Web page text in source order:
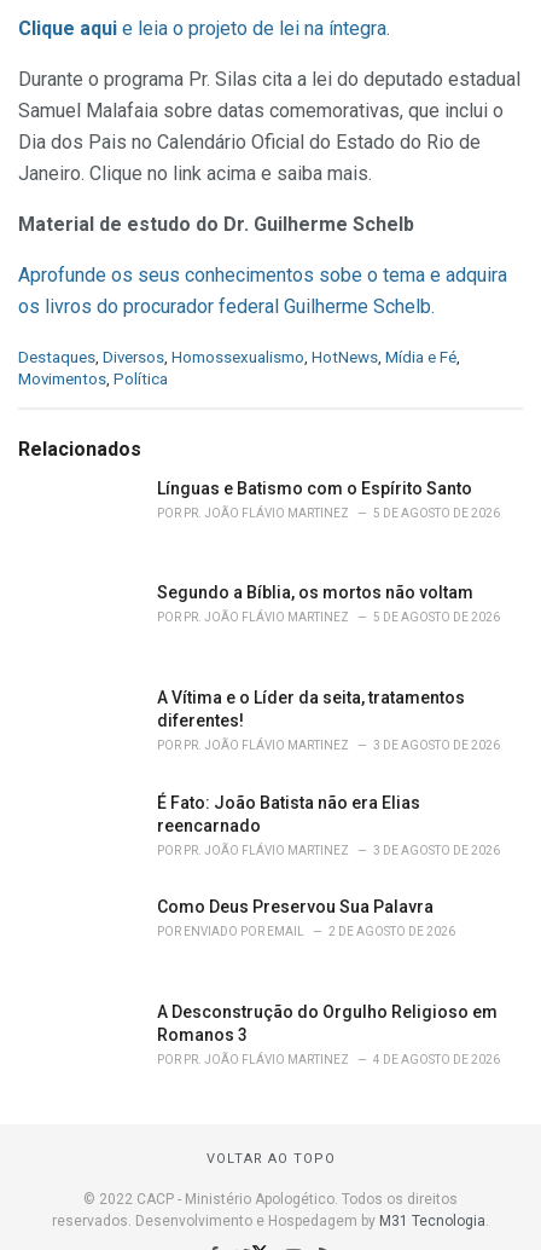
Clique aqui e leia o projeto de lei na íntegra.
Durante o programa Pr. Silas cita a lei do deputado estadual
Samuel Malafaia sobre datas comemorativas, que inclui o
Dia dos Pais no Calendário Oficial do Estado do Rio de
Janeiro. Clique no link acima e saiba mais.
Material de estudo do Dr. Guilherme Schelb
Aprofunde os seus conhecimentos sobe o tema e adquira
os livros do procurador federal Guilherme Schelb.
C
a
g
Destaques, Diversos, Homossexualismo, HotNews, Mídia e Fé,
Movimentos, Política
Relacionados
Línguas e Batismo com o Espírito Santo
POR PR. JOÃO FLÁVIO MARTINEZ 5 DE AGOSTO DE 2026
Segundo a Bíblia, os mortos não voltam
POR PR. JOÃO FLÁVIO MARTINEZ 5 DE AGOSTO DE 2026
A Vítima e o Líder da seita, tratamentos
diferentes!
POR PR. JOÃO FLÁVIO MARTINEZ 3 DE AGOSTO DE 2026
É Fato: João Batista não era Elias
reencarnado
POR PR. JOÃO FLÁVIO MARTINEZ 3 DE AGOSTO DE 2026
Como Deus Preservou Sua Palavra
POR ENVIADO POR EMAIL 2 DE AGOSTO DE 2026
A Desconstrução do Orgulho Religioso em
Romanos 3
POR PR. JOÃO FLÁVIO MARTINEZ 4 DE AGOSTO DE 2026
VOLTAR AO TOPO
© 2022 CACP - Ministério Apologético. Todos os direitos
reservados. Desenvolvimento e Hospedagem by M31 Tecnologia